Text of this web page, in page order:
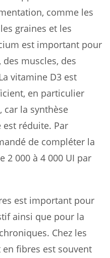
comme les
graines et les
est important pour
muscles, des
vitamine D3 est
en particulier
car la synthèse
réduite. Par
de compléter la
2 000 à 4 000 UI par
est important pour
ainsi que pour la
Chez les
en fibres est souvent